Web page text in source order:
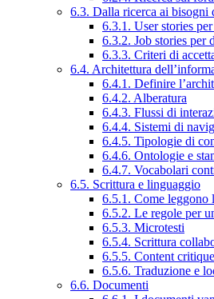
6.3. Dalla ricerca ai bisogni
6.3.1. User stories
6.3.2. Job stories per
6.3.3. Criteri di
6.4. Architettura
6.4.1. Definire
6.4.2. Alberatura
6.4.3. Flussi di
6.4.4. Sistemi di
6.4.5. Tipologie di
6.4.6. Ontologie e
6.4.7. Vocabolari
6.5. Scrittura e linguaggio
6.5.1. Come leggono
6.5.2. Le regole per
6.5.3. Microtesti
6.5.4. Scrittura
6.5.5. Content critique
6.5.6. Traduzione e
6.6. Documenti